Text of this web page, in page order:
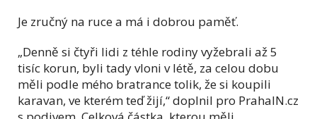
Je zručný na ruce a má i dobrou paměť.
„Denně si čtyři lidi z téhle rodiny vyžebrali až 5
tisíc korun, byli tady vloni v létě, za celou dobu
měli podle mého bratrance tolik, že si koupili
karavan, ve kterém teď žijí,“ doplnil pro PrahaIN.cz